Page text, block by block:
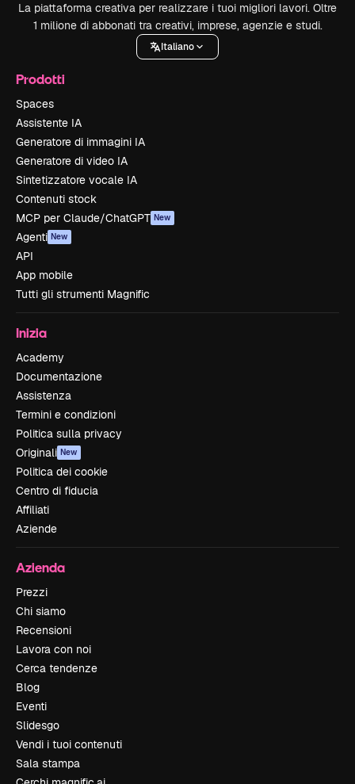
La piattaforma creativa per realizzare i tuoi migliori lavori. Oltre
1 milione di abbonati tra creativi, imprese, agenzie e studi.
Italiano
Prodotti
Spaces
Assistente IA
Generatore di immagini IA
Generatore di video IA
Sintetizzatore vocale IA
Contenuti stock
MCP per Claude/ChatGPT New
Agenti New
API
App mobile
Tutti gli strumenti Magnific
Inizia
Academy
Documentazione
Assistenza
Termini e condizioni
Politica sulla privacy
Originali New
Politica dei cookie
Centro di fiducia
Affiliati
Aziende
Azienda
Prezzi
Chi siamo
Recensioni
Lavora con noi
Cerca tendenze
Blog
Eventi
Slidesgo
Vendi i tuoi contenuti
Sala stampa